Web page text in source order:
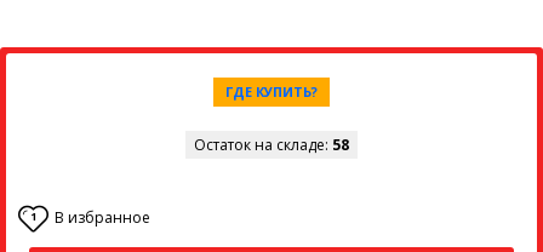
ГДЕ КУПИТЬ?
Остаток на складе: 58
1 В избранное